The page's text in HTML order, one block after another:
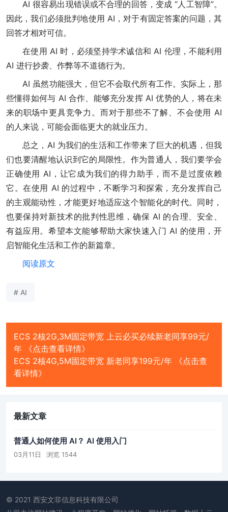
AI 很容易出现错误或不合理的回答，变成 “人工智障”。
因此，我们必须批判地使用 AI，对于有固定答案的问题，其
回答才相对可信。
在使用 AI 时，必须坚持学术诚信和 AI 伦理，不能利用
AI 进行抄袭、作弊等不道德行为。
AI 虽然功能强大，但它不会取代所有工作。实际上，那
些懂得如何与 AI 合作、能够充分发挥 AI 优势的人，将在未
来的职场中更具竞争力。而对于那些不了解、不会使用 AI
的人来说，可能会面临更大的就业压力。
总之，AI 为我们的生活和工作带来了巨大的机遇，但我
们也要清醒地认识到它的局限性。作为普通人，我们要学会
正确使用 AI，让它成为我们的得力助手，而不是过度依赖
它。在使用 AI 的过程中，不断学习和探索，充分发挥自己
的主观能动性，才能更好地适应这个智能化的时代。同时，
也要保持对新技术的批判性思维，确保 AI 的合理、安全、
有益应用。希望本文能够帮助大家快速入门 AI 的使用，开
启智能化生活和工作的新篇章。
阅读原文
# AI
ECS 2核2G,3M固定带宽 上云必买必续新老同享99元/
年 《点击查看详情》
ECS 2核4G,5M固定带宽 新老同享199元/年 《点击查
看详情》
最新文章
普通人如何使用 AI？ AI 使用入门
03月11日 浏览 1544
© 2021 西安文菲信息科技有限公司